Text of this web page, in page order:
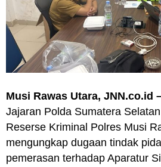
Musi Rawas Utara, JNN.co.id
Jajaran Polda Sumatera
Reserse Kriminal Polres Musi
mengungkap dugaan tindak
pemerasan terhadap Aparatur